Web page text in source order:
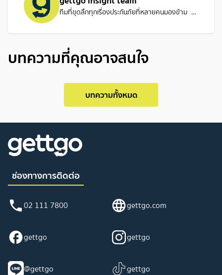
ทีมที่ขุดลึกทุกเรื่องประกันภัยที่หลายคนมองข้าม ทั้งเงื่อนไข เคสจริง และข้อควรรู้ เพื่อให้คุณเข้าใจประกันได้ครบก่อนตัดสินใจ
บทความที่คุณอาจสนใจ
บทความทั้งหมด
ช่องทางการติดต่อ
02 111 7800 gettgo.com
gettgo gettgo
@gettgo gettgo